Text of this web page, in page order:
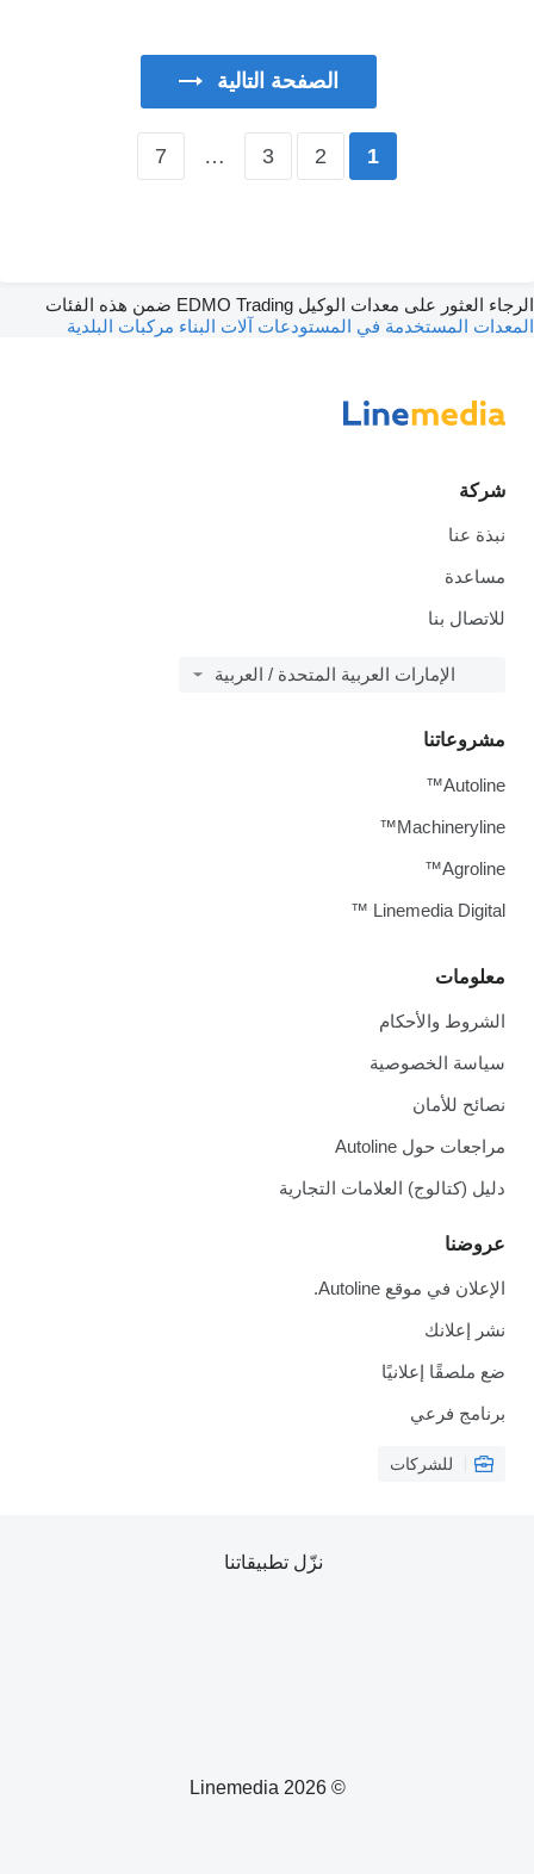
الصفحة التالية
1
2
3
…
7
الرجاء العثور على معدات الوكيل EDMO Trading ضمن هذه الفئات
المعدات المستخدمة في المستودعات آلات البناء مركبات البلدية
شركة
نبذة عنا
مساعدة
للاتصال بنا
الإمارات العربية المتحدة / العربية
معلومات
الشروط والأحكام
سياسة الخصوصية
نصائح للأمان
مراجعات حول Autoline
دليل (كتالوج) العلامات التجارية
عروضنا
الإعلان في موقع Autoline.
نشر إعلانك
ضع ملصقًا إعلانيًا
برنامج فرعي
للشركات
مشروعاتنا
Autoline™
Machineryline™
Agroline™
Linemedia Digital ™
© 2026 Linemedia
نزّل تطبيقاتنا